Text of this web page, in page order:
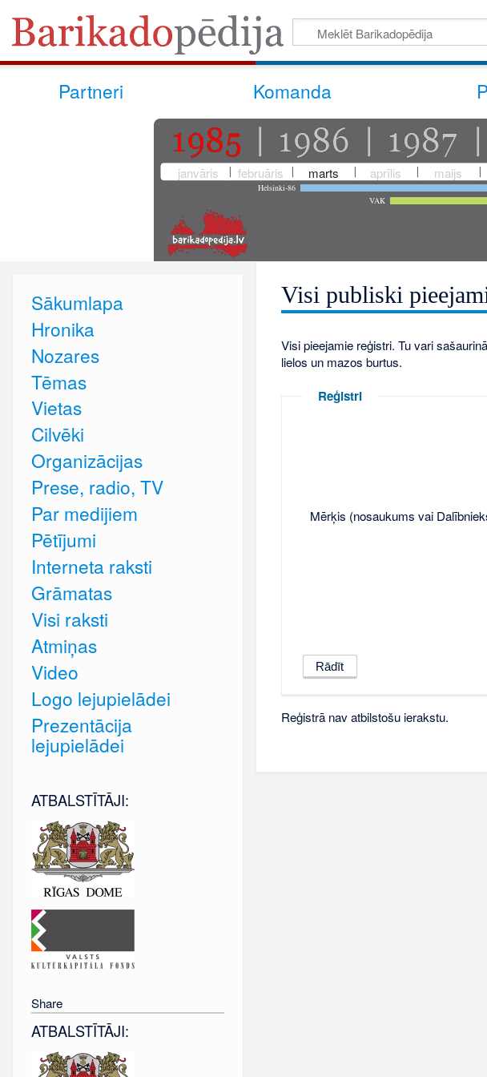
Partneri Komanda
janvāris februāris marts aprīlis maijs
Helsinki-86
VAK
Visi publiski
Visi pieejamie reģistri. Tu vari
lielos un mazos burtus.
Reģistri
Mērķis (nosaukums vai
Reģistrā nav atbilstošu ierakstu.
Sākumlapa
Hronika
Nozares
Tēmas
Vietas
Cilvēki
Organizācijas
Prese, radio, TV
Par medijiem
Pētījumi
Interneta raksti
Grāmatas
Visi raksti
Atmiņas
Video
Logo lejupielādei
Prezentācija
lejupielādei
ATBALSTĪTĀJI:
Share
ATBALSTĪTĀJI: